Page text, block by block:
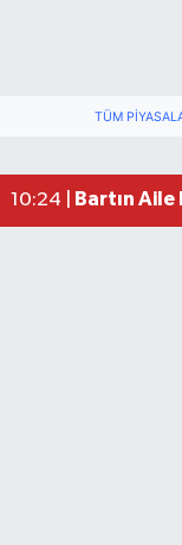
TÜM
10:24 | Bartın Aile